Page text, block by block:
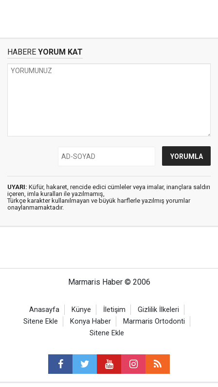
HABERE YORUM KAT
UYARI: Küfür, hakaret, rencide edici cümleler veya imalar, inançlara saldırı
içeren, imla kuralları ile yazılmamış,
Türkçe karakter kullanılmayan ve büyük harflerle yazılmış yorumlar
onaylanmamaktadır.
Marmaris Haber © 2006
Anasayfa Künye İletişim
Gizlilik İlkeleri
Sitene Ekle
Konya Haber
Marmaris Ortodonti
Sitene Ekle